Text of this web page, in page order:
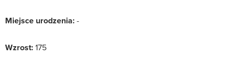
Miejsce urodzenia:-
Wzrost:175